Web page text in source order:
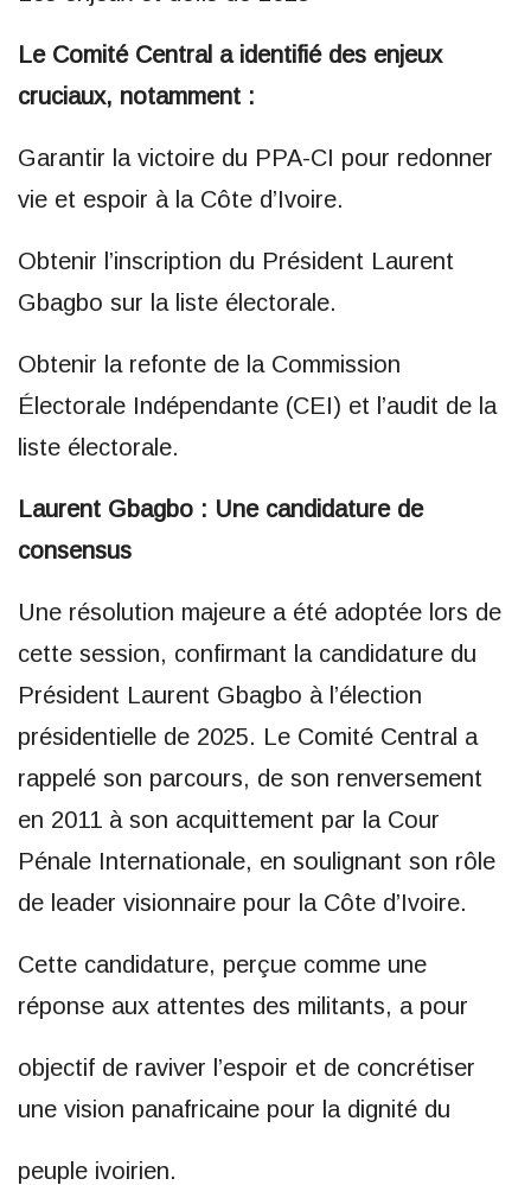
Le Comité Central a identifié des enjeux
cruciaux, notamment :
Garantir la victoire du PPA-CI pour redonner
vie et espoir à la Côte d’Ivoire.
Obtenir l’inscription du Président Laurent
Gbagbo sur la liste électorale.
Obtenir la refonte de la Commission
Électorale Indépendante (CEI) et l’audit de la
liste électorale.
Laurent Gbagbo : Une candidature de
consensus
Une résolution majeure a été adoptée lors de
cette session, confirmant la candidature du
Président Laurent Gbagbo à l’élection
présidentielle de 2025. Le Comité Central a
rappelé son parcours, de son renversement
en 2011 à son acquittement par la Cour
Pénale Internationale, en soulignant son rôle
de leader visionnaire pour la Côte d’Ivoire.
Cette candidature, perçue comme une
réponse aux attentes des militants, a pour
objectif de raviver l’espoir et de concrétiser
une vision panafricaine pour la dignité du
peuple ivoirien.